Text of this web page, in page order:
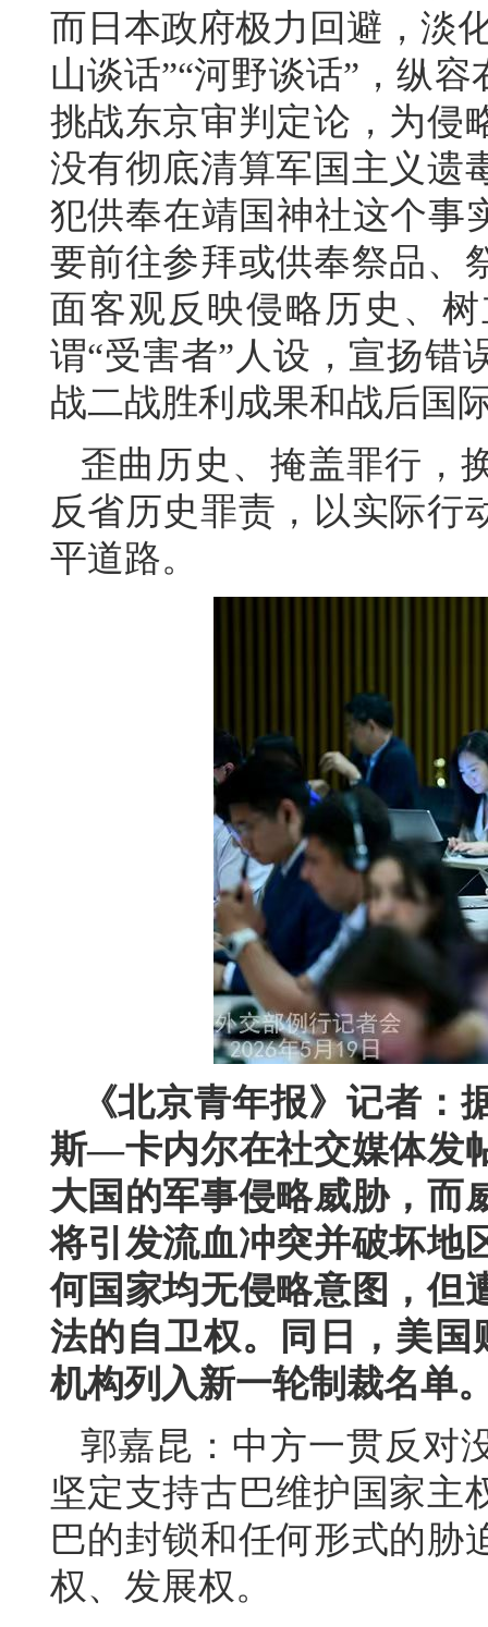
而日本政府极力回避，淡
山谈话”“河野谈话”，纵
挑战东京审判定论，为侵
没有彻底清算军国主义遗
犯供奉在靖国神社这个事
要前往参拜或供奉祭品、
面客观反映侵略历史、
谓“受害者”人设，宣扬错
战二战胜利成果和战后国
歪曲历史、掩盖罪行，
反省历史罪责，以实际行
平道路。
《北京青年报》记者：
斯—卡内尔在社交媒体发
大国的军事侵略威胁，而
将引发流血冲突并破坏地
何国家均无侵略意图，但
法的自卫权。同日，美
机构列入新一轮制裁名单
郭嘉昆：中方一贯反对
坚定支持古巴维护国家主
巴的封锁和任何形式的胁
权、发展权。